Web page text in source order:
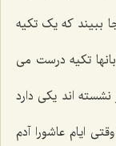
ببیند که یک تکیه
تکیه درست می
اند یکی دارد
ایام عاشورا آدم